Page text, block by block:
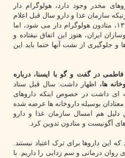
مخدر وجود دارد، هولوگرام دار
سازمان غذا و دارو سال قبل اعلام
نمود که تا اختتام مهر ماه ۱۳۹۸، متادون هولوگرام دار می شود، اما
ایران، هنوز این اتفاق نیفتاده و
و جلوگیری از نشت آنها حتما باید این
در گفت و گو با ایسنا، درباره
ها، اظهار داشت: سال قبل ستاد
ای داشت در خصوص اینکه داروهای
بوسیله داروخانه ها عرضه شده
دلیل هم امسال سازمان غذا و دارو
آگونیست و متادون تدوین کرد.
این داروها برای ترک اعتیاد نیستند.
روان درمانی و سم زدایی را داریم. با